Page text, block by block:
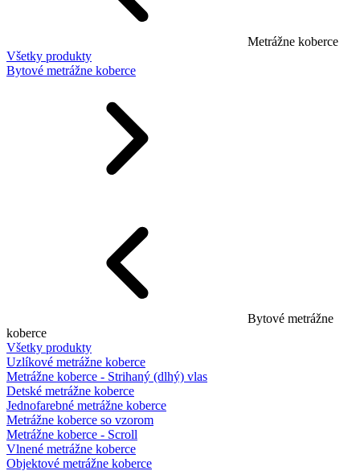
Metrážne koberce
Všetky produkty
Bytové metrážne koberce
Bytové metrážne
koberce
Všetky produkty
Uzlíkové metrážne koberce
Metrážne koberce - Strihaný (dlhý) vlas
Detské metrážne koberce
Jednofarebné metrážne koberce
Metrážne koberce so vzorom
Metrážne koberce - Scroll
Vlnené metrážne koberce
Objektové metrážne koberce